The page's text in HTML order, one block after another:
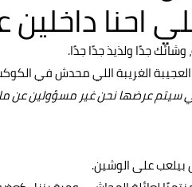
احنا
جدًا ولذيذ جدًا جدًا.
العجيبة الغريبة اللي محدش في
سيتم عرضها نحن غير مسؤولين
على الوشين.